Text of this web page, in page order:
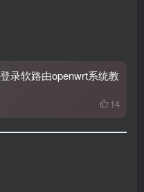
录软路由openwrt系统教
14